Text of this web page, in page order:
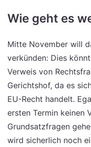
Wie geht es
Mitte November will
verkünden: Dies
Verweis von
Gerichtshof, da es
EU-Recht handelt.
ersten Termin keinen
Grundsatzfragen
wird sicherlich noch